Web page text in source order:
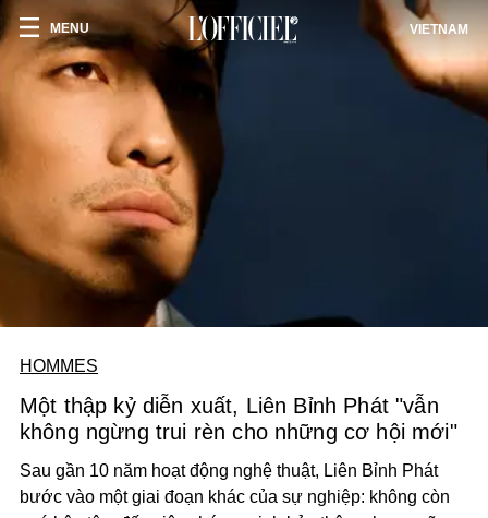
MENU VIETNAM
HOMMES
Một thập kỷ diễn xuất, Liên Bỉnh Phát "vẫn
không ngừng trui rèn cho những cơ hội mới"
Sau gần 10 năm hoạt động nghệ thuật, Liên Bỉnh Phát
bước vào một giai đoạn khác của sự nghiệp: không còn